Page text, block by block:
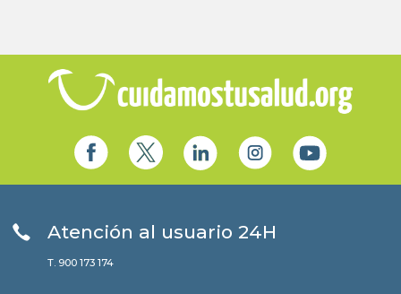
Atención al usuario 24H
T. 900 173 174